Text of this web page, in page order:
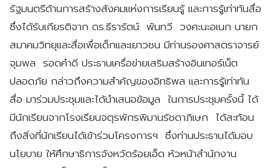
รัฐมนตรีด้านการสร้างสังคมแห่งการเรียนรู้ และการรู้เท่าทันสื่อ
ซึ่งได้รับเกียรติจาก ดร.ธีรารัตน์ พันทวี วงศะนะอเนก นายก
สมาคมวิทยุและสื่อเพื่อเด็กและเยาวชน มีท่านรองศาสตราจารย์
จุมพล รอดคำดี ประธานเครื่อข่ายเสริมสร้างอินเทอร์เน็ต
ปลอดภัย กล่าวถึงความสำคัญของอิทธิพล และการรู้เท่าทัน
สื่อ มาร่วมประชุมและได้นำเสนอข้อมูล ในการประชุมครั้งนี้ ได้
มีนักเรียนจากโรงเรียนจตุรพักรพิมานรัชดาภิเษก ได้สะท้อน
ถึงสิ่งที่นักเรียนได้เข้าร่วมโครงการฯ ซึ่งท่านประธานได้มอบ
นโยบาย ให้ศึกษาธิการจังหวัดร้อยเอ็ด หัวหน้าสำนักงาน